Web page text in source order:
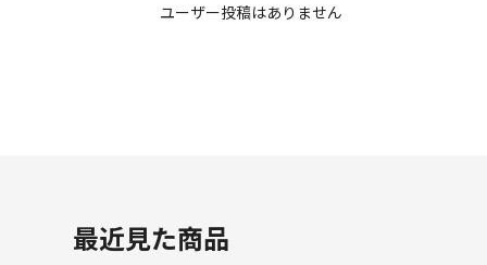
ユーザー投稿はありません
最近見た商品